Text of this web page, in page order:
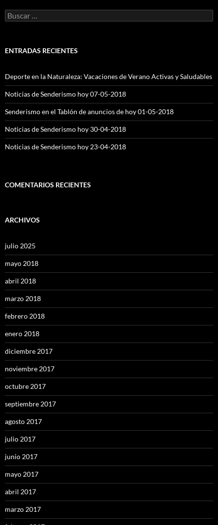
Buscar:
ENTRADAS RECIENTES
Deporte en la Naturaleza: Vacaciones de Verano Activas y Saludables
Noticias de Senderismo hoy 07-05-2018
Senderismo en el Tablón de anuncios de hoy 01-05-2018
Noticias de Senderismo hoy 30-04-2018
Noticias de Senderismo hoy 23-04-2018
COMENTARIOS RECIENTES
ARCHIVOS
julio 2025
mayo 2018
abril 2018
marzo 2018
febrero 2018
enero 2018
diciembre 2017
noviembre 2017
octubre 2017
septiembre 2017
agosto 2017
julio 2017
junio 2017
mayo 2017
abril 2017
marzo 2017